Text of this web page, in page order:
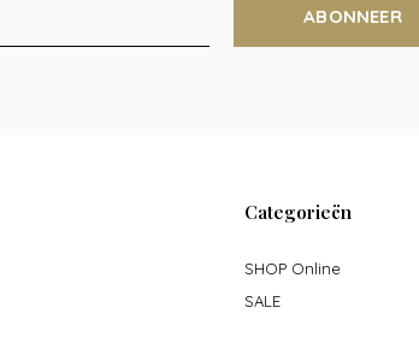
ABONNEER
Categorieën
SHOP Online
SALE